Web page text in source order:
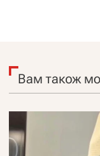
Вам також